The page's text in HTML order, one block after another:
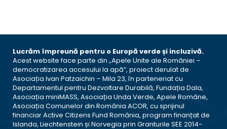
Lucrăm împreună pentru o Europă verde și incluzivă.
Acest website face parte din „Apele Unite ale României –
democratizarea accesului la apă”, proiect derulat de
Asociația Ivan Patzaichin – Mila 23, în parteneriat cu
Departamentul pentru Dezvoltare Durabilă, Fundația Dala,
Asociația miniMASS, Asociația Unda Verde, Apele Române,
Asociația Comunelor din România ACOR, cu sprijinul
financiar Active Citizens Fund România, program finanțat de
Islanda, Liechtenstein și Norvegia prin Granturile SEE 2014-